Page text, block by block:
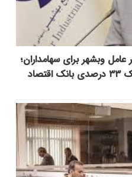
عامل وبشهر برای سهامداران؛
مجوز تاریخی تملک ۳۳ درصدی بانک اقتصاد